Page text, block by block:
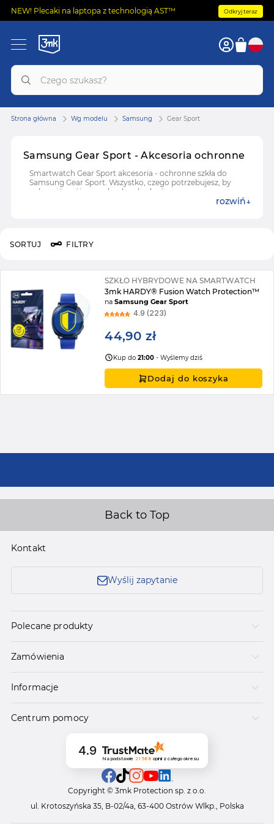
NEW! Plecaki na laptopa z technologią AST™ Odkryj teraz
Samsung Gear Sport - Akcesoria ochronne
Smartwatch Gear Sport akcesoria - ochronne szkła do
Samsung Gear Sport. Wszystko, czego potrzebujesz, by
uchronić swój zegarek od uszkodzeń.
rozwiń
Strona główna Wg modelu Samsung Gear Sport
FILTRY
SORTUJ
SZKŁO HYBRYDOWE NA SMARTWATCH
3mk HARDY® Fusion Watch Protection™
naSamsung Gear Sport
4.9 (223)
44,90 zł
Kup do21:00 - Wyślemy dziś
Dodaj do koszyka
Back to Top
Kontakt
Wyślij zapytanie
Polecane produkty
Zamówienia
Informacje
Centrum pomocy
4.9
Na podstawie 21 588 opinii z całego okresu
Copyright © 3mk Protection sp. z o.o.
ul. Krotoszyńska 35, B-02/4a, 63-400 Ostrów Wlkp., Polska